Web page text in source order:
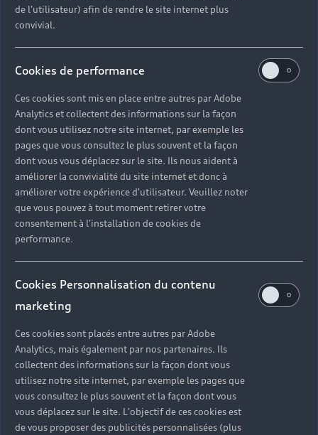
Les services disponibles
dans votre concession
Audi de Thionville
Entretien et réparation
en atelier
de l'utilisateur) afin de rendre le site internet plus
convivial.
Cookies de performance
Ces cookies sont mis en place entre autres par Adobe
Analytics et collectent des informations sur la façon
dont vous utilisez notre site internet, par exemple les
pages que vous consultez le plus souvent et la façon
dont vous vous déplacez sur le site. Ils nous aident à
améliorer la convivialité du site internet et donc à
améliorer votre expérience d'utilisateur. Veuillez noter
que vous pouvez à tout moment retirer votre
consentement à l'installation de cookies de
performance.
Cookies Personnalisation du contenu
marketing
Ces cookies sont placés entre autres par Adobe
Analytics, mais également par nos partenaires. Ils
collectent des informations sur la façon dont vous
utilisez notre site internet, par exemple les pages que
vous consultez le plus souvent et la façon dont vous
vous déplacez sur le site. L'objectif de ces cookies est
de vous proposer des publicités personnalisées (plus